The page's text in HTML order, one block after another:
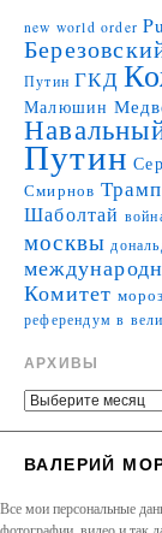
new world order
Путин ГКД
Малюшин
Путин
Смирнов Трамп
Шаболтай
москвы
Комитет
референдум в
АРХИВЫ
ВАЛЕРИЙ
Все мои персональные